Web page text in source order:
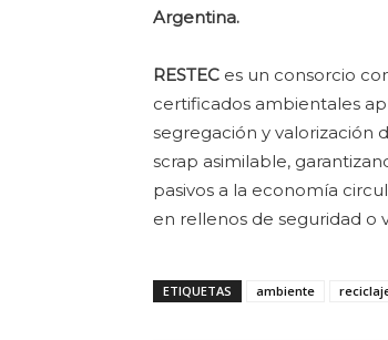
Argentina.
RESTEC es un consorcio
certificados ambientales
segregación y valorización
scrap asimilable,
pasivos a la economía
en rellenos de seguridad o
ETIQUETAS ambiente